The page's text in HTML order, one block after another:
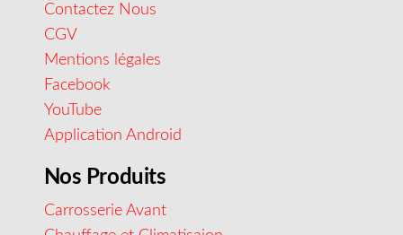
Contactez Nous
CGV
Mentions légales
Facebook
YouTube
Application Android
Nos Produits
Carrosserie Avant